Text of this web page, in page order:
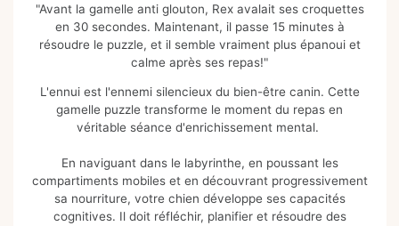
"Avant la gamelle anti glouton, Rex avalait ses croquettes
en 30 secondes. Maintenant, il passe 15 minutes à
résoudre le puzzle, et il semble vraiment plus épanoui et
calme après ses repas!"
L'ennui est l'ennemi silencieux du bien-être canin. Cette
gamelle puzzle transforme le moment du repas en
véritable séance d'enrichissement mental.
En naviguant dans le labyrinthe, en poussant les
compartiments mobiles et en découvrant progressivement
sa nourriture, votre chien développe ses capacités
cognitives. Il doit réfléchir, planifier et résoudre des